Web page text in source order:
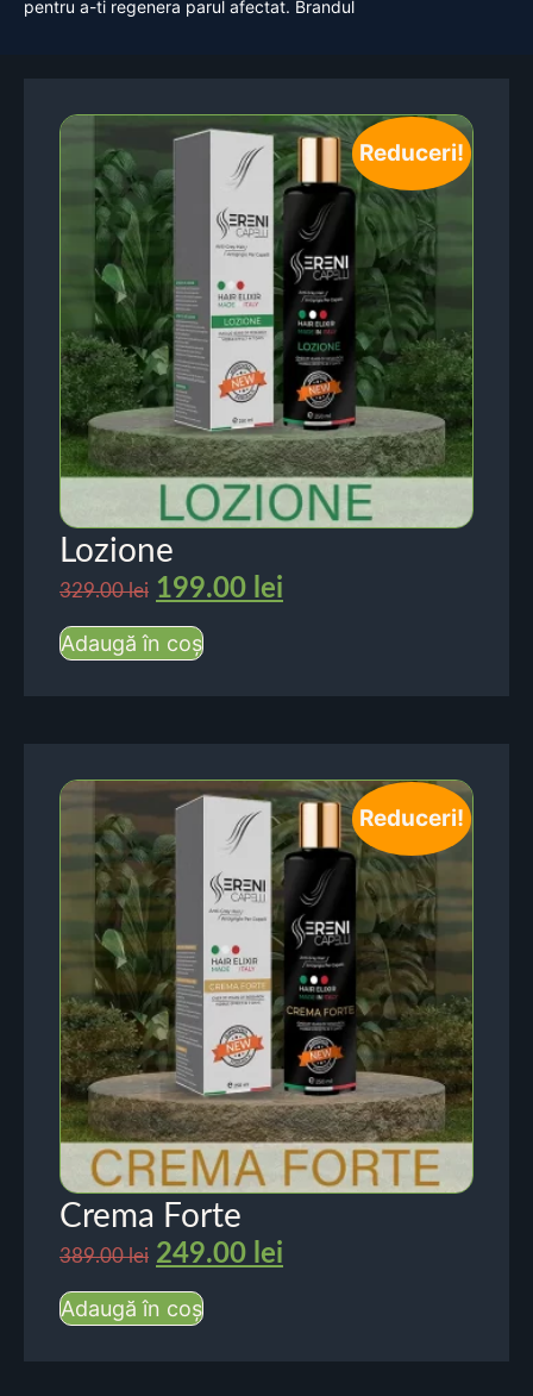
pentru a-ti regenera parul afectat. Brandul
Reduceri!
Lozione
329.00lei 199.00 lei
Adaugă în coș
Reduceri!
Crema Forte
389.00lei 249.00 lei
Adaugă în coș